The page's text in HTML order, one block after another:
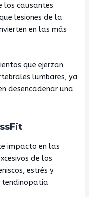
los causantes
lesiones de la
en las más
que ejerzan
lumbares, ya
desencadenar una
impacto en las
de los
estrés y
tendinopatía